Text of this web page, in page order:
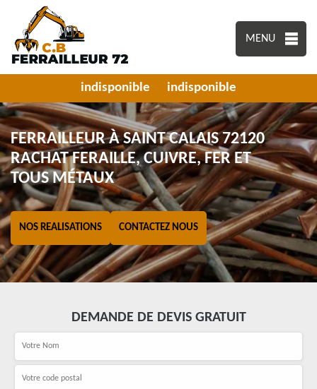
MENU
indisponible indisponible
FERRAILLEUR À SAINT CALAIS 72120
RACHAT FERAILLE, CUIVRE, FER ET
TOUS MÉTAUX
NOS REALISATIONS CONTACTEZ NOUS
DEMANDE DE DEVIS GRATUIT